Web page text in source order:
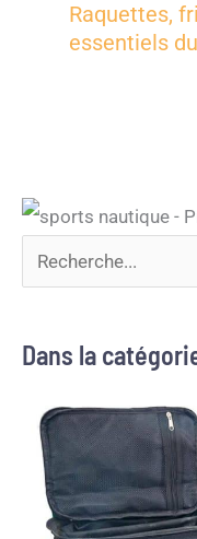
Raquettes,
essentiels
Dans la